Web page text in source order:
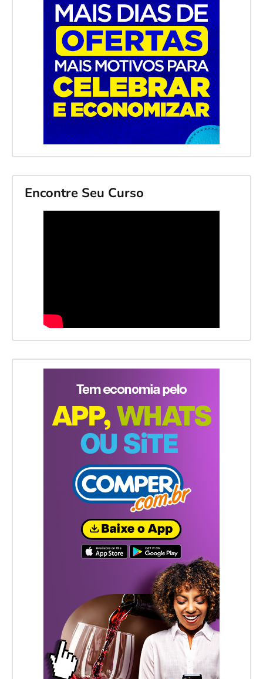
Encontre Seu Curso